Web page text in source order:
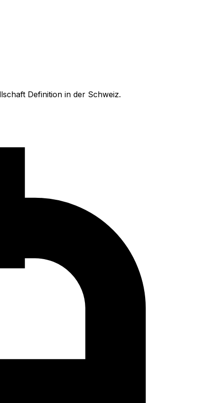
Definition in der Schweiz.